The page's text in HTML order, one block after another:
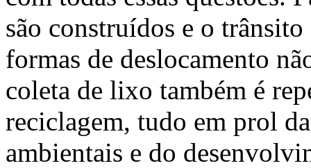
são construídos e o
formas de deslocamento
coleta de lixo também é
reciclagem, tudo em prol
ambientais e do